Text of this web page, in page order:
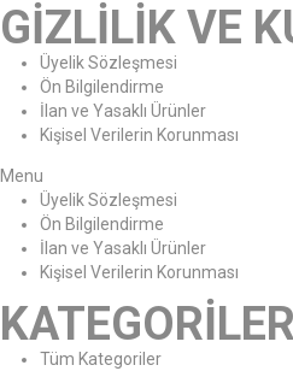
GİZLİLİK VE
Üyelik Sözleşmesi
Ön Bilgilendirme
İlan ve Yasaklı Ürünler
Kişisel Verilerin Korunması
Menu
Üyelik Sözleşmesi
Ön Bilgilendirme
İlan ve Yasaklı Ürünler
Kişisel Verilerin Korunması
KATEGORİLER
Tüm Kategoriler